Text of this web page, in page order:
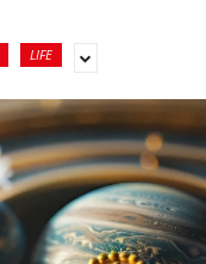
LIFE